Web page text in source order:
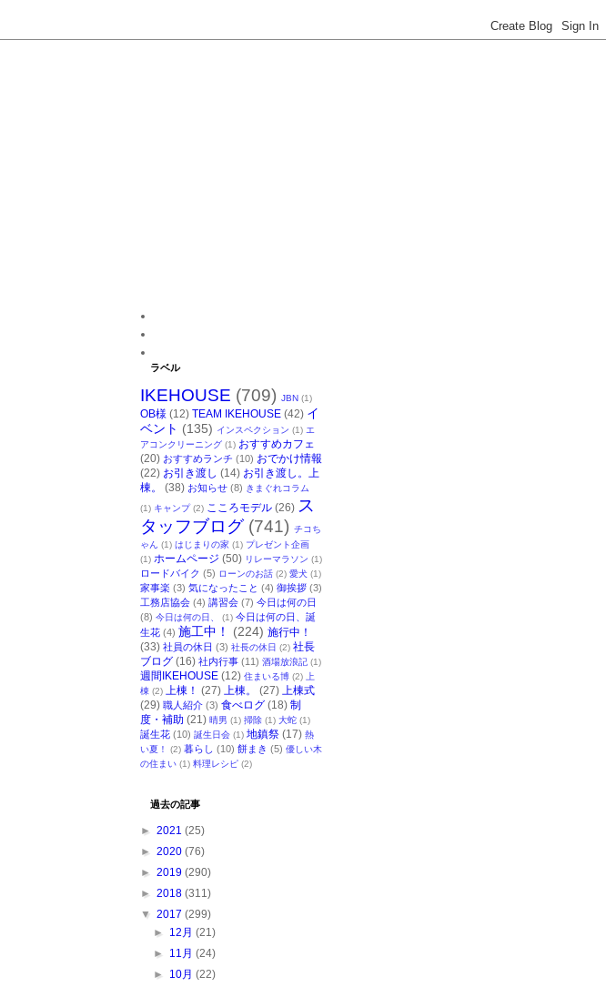
ラベル
IKEHOUSE (709) JBN (1)
OB様 (12) TEAM IKEHOUSE (42) イ
ベント (135) インスペクション (1) エ
アコンクリーニング (1) おすすめカフェ
(20) おすすめランチ (10) おでかけ情報
(22) お引き渡し (14) お引き渡し。上
棟。
(38) お知らせ (8) きまぐれコラム
(1) キャンプ (2) こころモデル (26) ス
タッフブログ (741) チコち
ゃん
(1) はじまりの家 (1) プレゼント企画
(1) ホームページ (50) リレーマラソン (1)
ロードバイク (5) ローンのお話 (2) 愛犬 (1)
家事楽 (3) 気になったこと (4) 御挨拶 (3)
工務店協会 (4) 講習会 (7) 今日は何の日
(8) 今日は何の日、 (1) 今日は何の日、誕
生花 (4) 施工中！ (224) 施行中！
(33) 社員の休日 (3) 社長の休日 (2) 社長
ブログ (16) 社内行事 (11) 酒場放浪記 (1)
週間IKEHOUSE (12) 住まいる博 (2)
上
棟 (2) 上棟！ (27) 上棟。 (27) 上棟式
(29) 職人紹介 (3) 食べログ (18) 制
度・補助 (21) 晴男 (1) 掃除 (1) 大蛇 (1)
誕生花 (10) 誕生日会 (1) 地鎮祭 (17) 熱
い夏！
(2) 暮らし (10) 餅まき (5) 優しい木
の住まい (1) 料理レシピ (2)
過去の記事
► 2021 (25)
► 2020 (76)
► 2019 (290)
► 2018 (311)
▼ 2017 (299)
► 12月 (21)
► 11月 (24)
► 10月 (22)